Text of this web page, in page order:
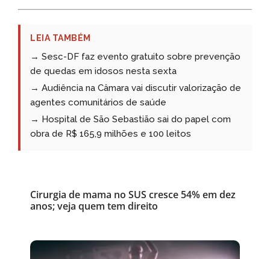
LEIA TAMBÉM
→ Sesc-DF faz evento gratuito sobre prevenção
de quedas em idosos nesta sexta
→ Audiência na Câmara vai discutir valorização de
agentes comunitários de saúde
→ Hospital de São Sebastião sai do papel com
obra de R$ 165,9 milhões e 100 leitos
Cirurgia de mama no SUS cresce 54% em dez
anos; veja quem tem direito